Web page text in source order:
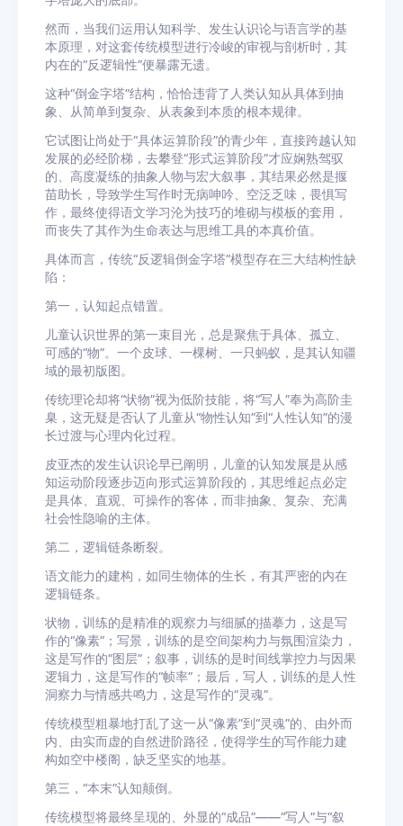
然而，当我们运用认知科学、发生认识论与语言学的基
本原理，对这套传统模型进行冷峻的审视与剖析时，其
内在的“反逻辑性”便暴露无遗。
这种“倒金字塔”结构，恰恰违背了人类认知从具体到抽
象、从简单到复杂、从表象到本质的根本规律。
它试图让尚处于“具体运算阶段”的青少年，直接跨越认知
发展的必经阶梯，去攀登“形式运算阶段”才应娴熟驾驭
的、高度凝练的抽象人物与宏大叙事，其结果必然是揠
苗助长，导致学生写作时无病呻吟、空泛乏味，畏惧写
作，最终使得语文学习沦为技巧的堆砌与模板的套用，
而丧失了其作为生命表达与思维工具的本真价值。
具体而言，传统“反逻辑倒金字塔”模型存在三大结构性缺
陷：
第一，认知起点错置。
儿童认识世界的第一束目光，总是聚焦于具体、孤立、
可感的“物”。一个皮球、一棵树、一只蚂蚁，是其认知疆
域的最初版图。
传统理论却将“状物”视为低阶技能，将“写人”奉为高阶圭
臬，这无疑是否认了儿童从“物性认知”到“人性认知”的漫
长过渡与心理内化过程。
皮亚杰的发生认识论早已阐明，儿童的认知发展是从感
知运动阶段逐步迈向形式运算阶段的，其思维起点必定
是具体、直观、可操作的客体，而非抽象、复杂、充满
社会性隐喻的主体。
第二，逻辑链条断裂。
语文能力的建构，如同生物体的生长，有其严密的内在
逻辑链条。
状物，训练的是精准的观察力与细腻的描摹力，这是写
作的“像素”；写景，训练的是空间架构力与氛围渲染力，
这是写作的“图层”；叙事，训练的是时间线掌控力与因果
逻辑力，这是写作的“帧率”；最后，写人，训练的是人性
洞察力与情感共鸣力，这是写作的“灵魂”。
传统模型粗暴地打乱了这一从“像素”到“灵魂”的、由外而
内、由实而虚的自然进阶路径，使得学生的写作能力建
构如空中楼阁，缺乏坚实的地基。
第三，“本末”认知颠倒。
传统模型将最终呈现的、外显的“成品”——“写人”与“叙